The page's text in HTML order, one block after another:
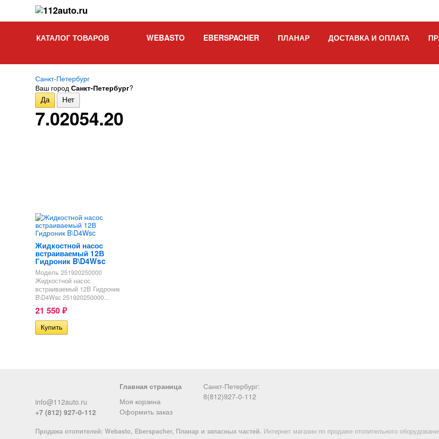
КАТАЛОГ ТОВАРОВ WEBASTO EBERSPACHER ПЛАНАР ДОСТАВКА И ОПЛАТА
Санкт-Петербург
Ваш город Санкт-Петербург?
7.02054.20
Жидкостной насос
встраиваемый 12В
Гидроник B\D4Wsc
Модель 251920250000
Жидкостной насос
встраиваемый 12В Гидроник
B\D4Wsc 251920250000...
21 550 ₽
info@112auto.ru
+7 (812) 927-0-112
Главная страница
Моя корзина
Оформить заказ
Санкт-Петербург:
8(812)927-0-112
Продажа отопителей: Webasto, Eberspacher, Планар и запасных частей. Интернет магазин по продаже отопительного